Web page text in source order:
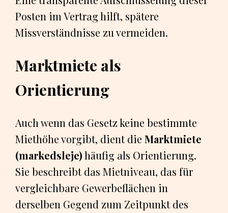
Posten im Vertrag hilft, spätere
Missverständnisse zu vermeiden.
Marktmiete als
Orientierung
Auch wenn das Gesetz keine bestimmte
Miethöhe vorgibt, dient die Marktmiete
(markedsleje)häufig als Orientierung.
Sie beschreibt das Mietniveau, das für
vergleichbare Gewerbeflächen in
derselben Gegend zum Zeitpunkt des